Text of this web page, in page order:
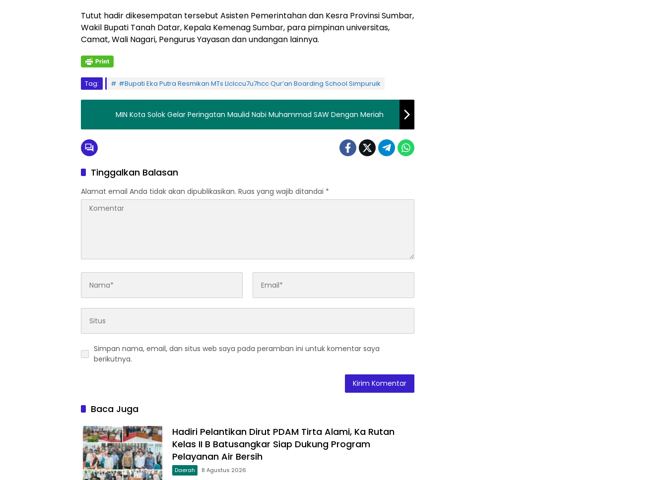
Tutut hadir dikesempatan tersebut Asisten Pemerintahan dan Kesra Provinsi Sumbar,
Wakil Bupati Tanah Datar, Kepala Kemenag Sumbar, para pimpinan universitas,
Camat, Wali Nagari, Pengurus Yayasan dan undangan lainnya.
Tag: #Bupati Eka Putra Resmikan MTs Llclccu7u7hcc Qur’an Boarding School Simpuruik
MIN Kota Solok Gelar Peringatan Maulid Nabi Muhammad SAW Dengan Meriah
Tinggalkan Balasan
Alamat email Anda tidak akan dipublikasikan. Ruas yang wajib ditandai *
Simpan nama, email, dan situs web saya pada peramban ini untuk komentar saya
berikutnya.
Baca Juga
Hadiri Pelantikan Dirut PDAM Tirta Alami, Ka Rutan
Kelas II B Batusangkar Siap Dukung Program
Pelayanan Air Bersih
Daerah 8 Agustus 2026